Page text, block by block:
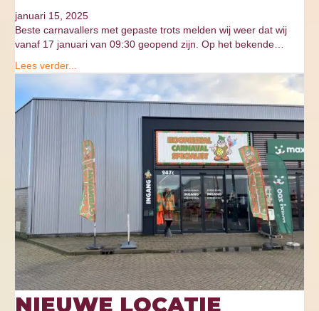
januari 15, 2025
Beste carnavallers met gepaste trots melden wij weer dat wij
vanaf 17 januari van 09:30 geopend zijn. Op het bekende…
Lees verder...
NIEUWE LOCATIE